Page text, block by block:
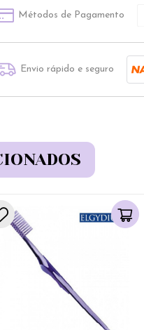
Métodos de Pagamento
Envio rápido e seguro